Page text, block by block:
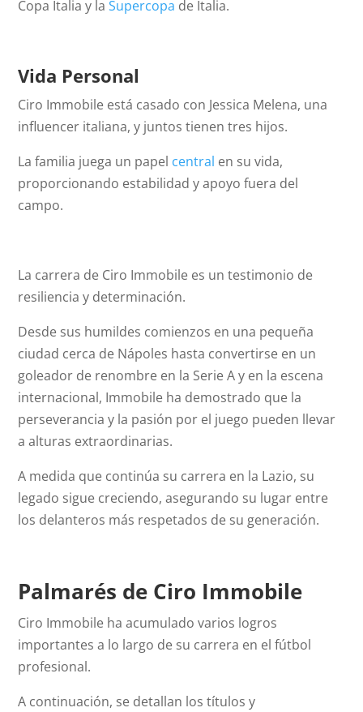
Copa Italia y laSupercopa de Italia.
Vida Personal
Ciro Immobile está casado con Jessica Melena, una
influencer italiana, y juntos tienen tres hijos.
La familia juega un papel central en su vida,
proporcionando estabilidad y apoyo fuera del
campo.
La carrera de Ciro Immobile es un testimonio de
resiliencia y determinación.
Desde sus humildes comienzos en una pequeña
ciudad cerca de Nápoles hasta convertirse en un
goleador de renombre en la Serie A y en la escena
internacional, Immobile ha demostrado que la
perseverancia y la pasión por el juego pueden llevar
a alturas extraordinarias.
A medida que continúa su carrera en la Lazio, su
legado sigue creciendo, asegurando su lugar entre
los delanteros más respetados de su generación.
Palmarés de Ciro Immobile
Ciro Immobile ha acumulado varios logros
importantes a lo largo de su carrera en el fútbol
profesional.
A continuación, se detallan los títulos y